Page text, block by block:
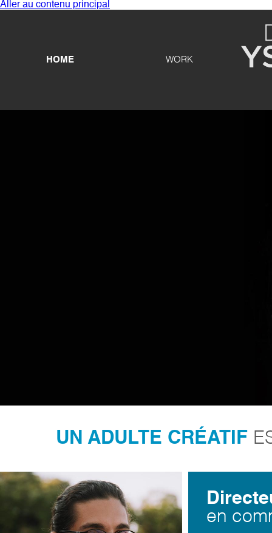
Aller au contenu principal
HOME WORK
UN ADULTE CRÉATIF
en